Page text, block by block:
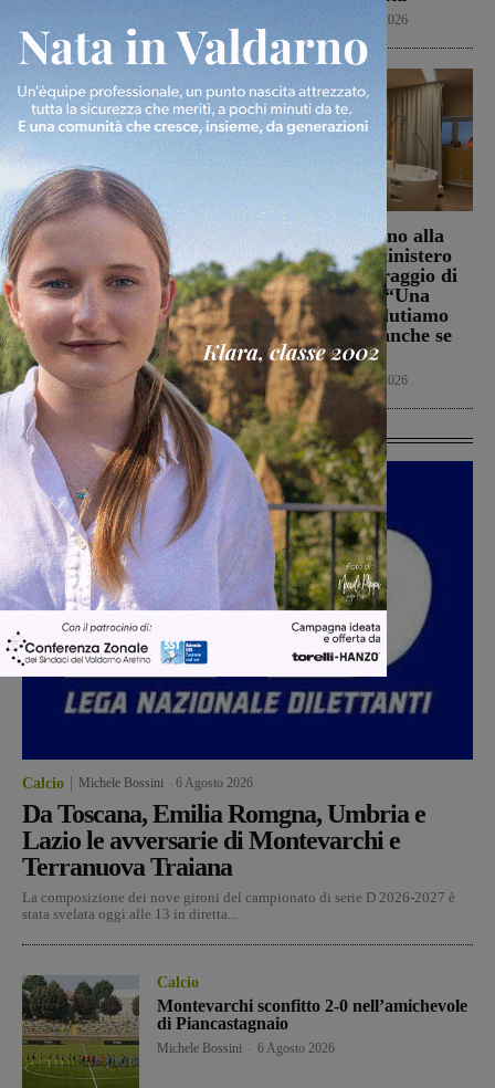
6 Agosto 2026
La Futsal Sangiovannese
ha scelto la strada della
continuità, appena un
paio i volti nuovi
San Giovanni Valdarno
6 Agosto 2026
Punto Nascita, no alla
deroga ma il Ministero
apre al monitoraggio di
sei mesi. Vadi: “Una
risposta che valutiamo
positivamente anche se
con prudenza”
Cronaca 6 Agosto 2026
Ultime Calcio
Calcio Michele Bossini 6 Agosto 2026
Da Toscana, Emilia Romgna, Umbria e
Lazio le avversarie di Montevarchi e
Terranuova Traiana
La composizione dei nove gironi del campionato di serie D 2026-2027 è
stata svelata oggi alle 13 in diretta...
Calcio
Montevarchi sconfitto 2-0 nell’amichevole
di Piancastagnaio
Michele Bossini 6 Agosto 2026